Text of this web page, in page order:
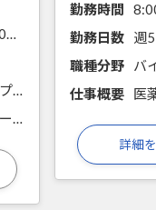
8:30～17:10（実働7時間40分）
バイオ・化学（秤量・サンプリング・分注、前処理・試薬調製、機器分析、細胞培養・分取、微生物培養、遺伝子実験、タンパク質実験）
医薬品開発に関わる研究チームの一員として、理化学分析やバイオプロセス開発のサポート業務を担当します。実験やデータ整理など、主体的に関われるポジションです。
勤務時間
勤務日数
週
職種分野
仕事概要
詳細